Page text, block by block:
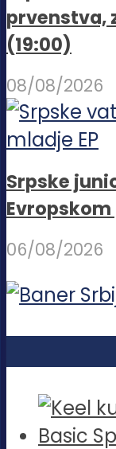
prvenstva,
(19:00)
08/08/2026
Srpske
06/08/2026